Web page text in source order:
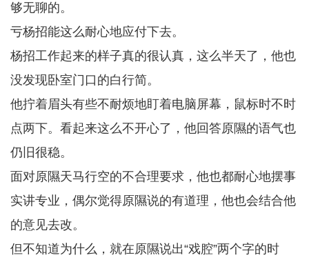
够无聊的。
亏杨招能这么耐心地应付下去。
杨招工作起来的样子真的很认真，这么半天了，他也
没发现卧室门口的白行简。
他拧着眉头有些不耐烦地盯着电脑屏幕，鼠标时不时
点两下。看起来这么不开心了，他回答原隰的语气也
仍旧很稳。
面对原隰天马行空的不合理要求，他也都耐心地摆事
实讲专业，偶尔觉得原隰说的有道理，他也会结合他
的意见去改。
但不知道为什么，就在原隰说出“戏腔”两个字的时